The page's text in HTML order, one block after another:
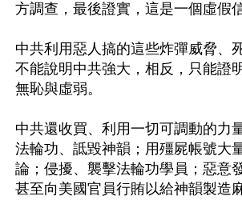
方調查，最後證實，這是一個虛假信
中共利用惡人搞的這些炸彈威脅、
不能說明中共強大，相反，只能證
無恥與虛弱。
中共還收買、利用一切可調動的力
法輪功、詆毀神韻；用殭屍帳號大
論；侵擾、襲擊法輪功學員；惡意
甚至向美國官員行賄以給神韻製造麻